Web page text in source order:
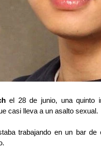
el 28 de junio, una quinto
casi lleva a un asalto sexual.
trabajando en un bar de